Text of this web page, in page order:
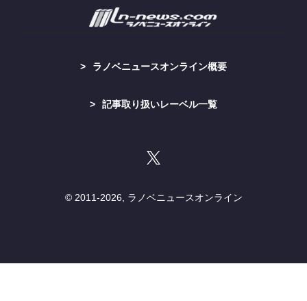
ラノベニュースオンライン概要
記事取り扱いレーベル一覧
© 2011-2026, ラノベニュースオンライン